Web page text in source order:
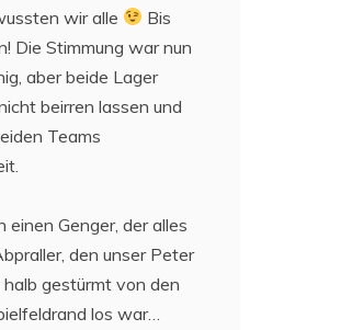
wir alle
Bis
Die Stimmung war nun
aber beide Lager
beirren lassen und
Teams
Genger, der alles
den unser Peter
gestürmt von den
los war…